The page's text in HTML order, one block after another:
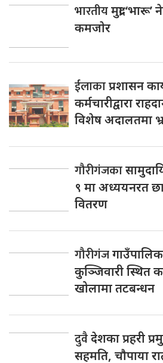
भारतीयमुद्रा
कमजाेर
ईलाकाप्रशासन
कर्मचारीद्वारा
विशेष अदालतमा
गौरीगंजका
९ मा अध्ययनरत
वितरण
गौरीगंज
कुञ्जिवारी स्थित
खोलामा तटबन्धन
दुवैदेशका प्रहरी
सहमति, चाैपाया